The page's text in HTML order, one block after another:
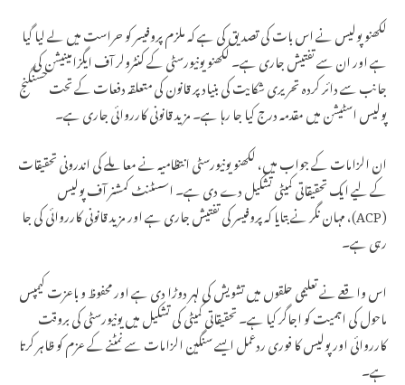
لکھنو پولیس نے اس بات کی تصدیق کی ہے کہ ملزم پروفیسر کو حراست میں لے لیا گیا
ہے اور ان سے تفتیش جاری ہے۔ لکھنو یونیورسٹی کے کنٹرولر آف ایگزامینیشن کی
جانب سے دائر کردہ تحریری شکایت کی بنیاد پر قانون کی متعلقہ دفعات کے تحت حسنگنج
پولیس اسٹیشن میں مقدمہ درج کیا جا رہا ہے۔ مزید قانونی کارروائی جاری ہے۔
ان الزامات کے جواب میں، لکھنو یونیورسٹی انتظامیہ نے معاملے کی اندرونی تحقیقات
کے لیے ایک تحقیقاتی کمیٹی تشکیل دے دی ہے۔ اسسٹنٹ کمشنر آف پولیس
(ACP)، مہان نگر نے بتایا کہ پروفیسر کی تفتیش جاری ہے اور مزید قانونی کارروائی کی جا
رہی ہے۔
اس واقعے نے تعلیمی حلقوں میں تشویش کی لہر دوڑا دی ہے اور محفوظ و باعزت کیمپس
ماحول کی اہمیت کو اجاگر کیا ہے۔ تحقیقاتی کمیٹی کی تشکیل میں یونیورسٹی کی بروقت
کارروائی اور پولیس کا فوری ردعمل ایسے سنگین الزامات سے نمٹنے کے عزم کو ظاہر کرتا
ہے۔